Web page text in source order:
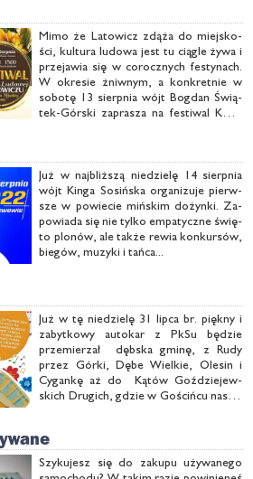
Mi­mo że La­to­wicz zdą­ża do miej­sko­
ści, kul­tu­ra lu­do­wa jest tu cią­gle ży­wa i
prze­ja­wia się w co­rocz­nych fe­sty­nach.
W okre­sie żniw­nym, a kon­kret­nie w
so­bo­tę 13 sierp­nia wójt Bog­dan Świą­
tek-Gór­ski za­pra­sza na fe­sti­wal KUL­
Już w naj­bliż­szą nie­dzie­lę 14 sierp­nia
wójt Kin­ga So­siń­ska or­ga­ni­zu­je pierw­
sze w po­wie­cie miń­skim do­żyn­ki. Za­
po­wia­da się nie tyl­ko em­pa­tycz­ne świę­
to plo­nów, ale tak­że re­wia kon­kur­sów,
bie­gów, mu­zy­ki i tań­ca...
Już w tę nie­dzie­lę 31 lip­ca br. pięk­ny i
za­byt­ko­wy au­to­kar z PkSu bę­dzie
prze­mie­rzał dęb­ska gmi­nę, z Ru­dy
przez Gór­ki, Dę­be Wiel­kie, Ole­sin i
Cy­gan­kę aż do Ką­tów Goź­dzie­jew­
skich Dru­gich, gdzie w Go­ściń­cu na­stą­
na ga­pę...
Szy­ku­jesz się do za­ku­pu uży­wa­ne­go